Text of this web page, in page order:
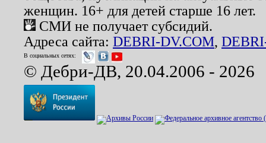
женщин. 16+ для детей старше 16 лет.
СМИ не получает субсидий.
Адреса сайта: DEBRI-DV.COM,
В социальных сетях:
© Дебри-ДВ, 20.04.2006 - 2026